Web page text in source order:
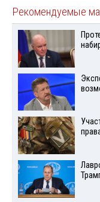
Рекомендуемые